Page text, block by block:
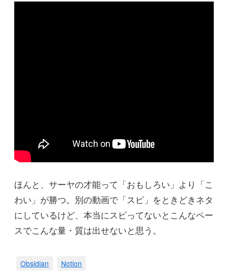
ほんと、サーヤの才能って「おもしろい」より「こ
わい」が勝つ。別の動画で「スピ」をときどきネタ
にしているけど、本当にスピってないとこんなペー
スでこんな量・質は出せないと思う。
Obsidian Notion